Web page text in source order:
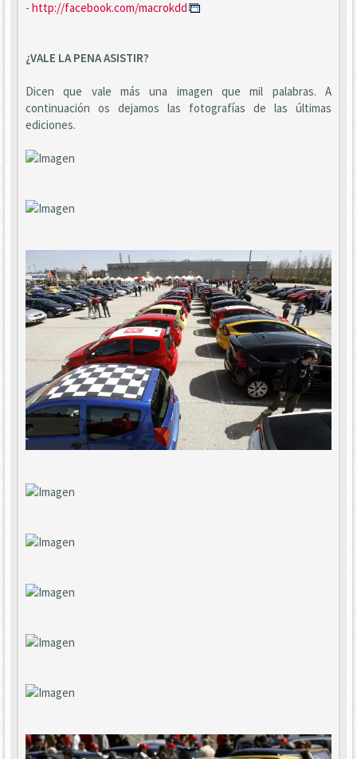
- http://facebook.com/macrokdd
¿VALE LA PENA ASISTIR?
Dicen que vale más una imagen que mil palabras. A
continuación os dejamos las fotografías de las últimas
ediciones.